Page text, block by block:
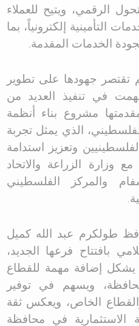
الرقمي، ويتيح للعملاء
التأمينية إلكترونياً، بما
الخدمات المقدمة.
جهودها على تطوير
في تنفيذ العديد من
مشروع بناء أنظمة
الذي يمثل تجربة
وتعزيز استدامة
وزارة الزراعة والاتحاد
والمركز الفلسطيني
.
طولكرم عبد الله كميل
بافتتاح فرعها الجديد،
يشكل إضافة مهمة للقطاع
ويسهم في توفير
الخاص، ويعكس ثقة
الاستثمارية في محافظة